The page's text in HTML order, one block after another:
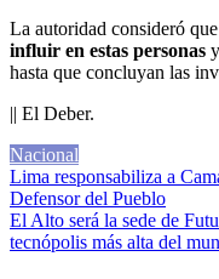
La autoridad consideró
influir en estas personas
hasta que concluyan las
|| El Deber.
Nacional
Navegación
de
entradas
Lima responsabiliza a
Defensor del Pueblo
El Alto será la sede de
tecnópolis más alta del